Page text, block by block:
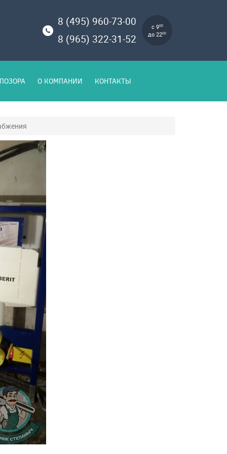
8 (495) 960-73-00
8 (965) 322-31-52
с 900
до 2200
О КОМПАНИИ КОНТАКТЫ